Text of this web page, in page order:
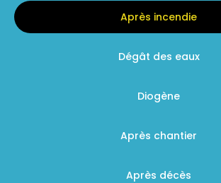
Après incendie
Dégât des eaux
Diogène
Après chantier
Après décès